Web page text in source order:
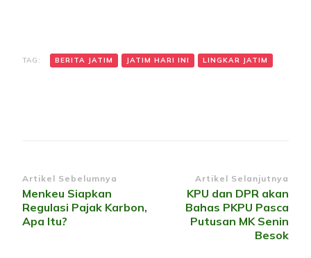
TAG: BERITA JATIM JATIM HARI INI LINGKAR JATIM
Navigasi
Artikel
Artikel Sebelumnya
Menkeu Siapkan
Regulasi Pajak Karbon,
Apa Itu?
Artikel Selanjutnya
KPU dan DPR akan
Bahas PKPU Pasca
Putusan MK Senin
Besok